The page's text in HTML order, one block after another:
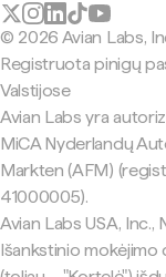
© 2026 Avian Labs,
Registruota pinigų
Valstijose
Avian Labs yra
MiCA Nyderlandų
Markten (AFM)
41000005).
Avian Labs USA,
Išankstinio mokėjimo